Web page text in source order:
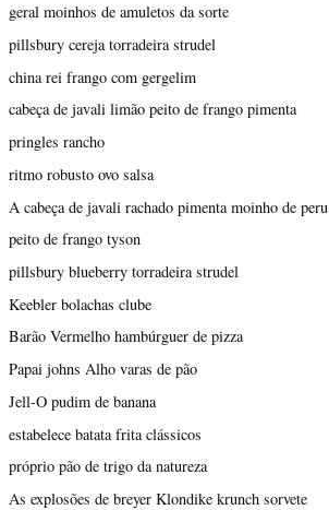
geral moinhos de amuletos da sorte
pillsbury cereja torradeira strudel
china rei frango com gergelim
cabeça de javali limão peito de frango pimenta
pringles rancho
ritmo robusto ovo salsa
A cabeça de javali rachado pimenta moinho de peru
peito de frango tyson
pillsbury blueberry torradeira strudel
Keebler bolachas clube
Barão Vermelho hambúrguer de pizza
Papai johns Alho varas de pão
Jell-O pudim de banana
estabelece batata frita clássicos
próprio pão de trigo da natureza
As explosões de breyer Klondike krunch sorvete